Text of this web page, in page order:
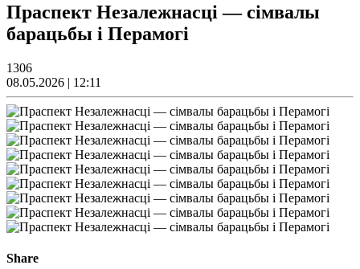
Праспект Незалежнасці — сімвалы
барацьбы і Перамогі
1306
08.05.2026 | 12:11
Share